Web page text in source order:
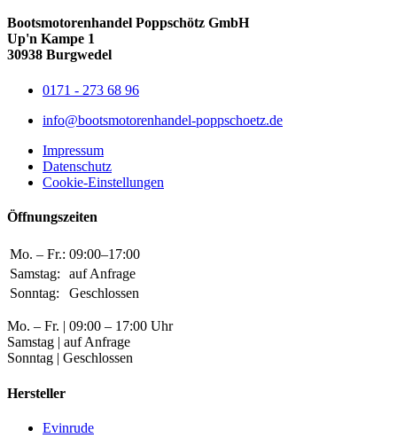
Bootsmotorenhandel Poppschötz GmbH
Up'n Kampe 1
30938 Burgwedel
0171 - 273 68 96
info@bootsmotorenhandel-poppschoetz.de
Impressum
Datenschutz
Cookie-Einstellungen
Öffnungszeiten
Mo. – Fr.: 09:00–17:00
Samstag:
auf Anfrage
Sonntag:
Geschlossen
Mo. – Fr. | 09:00 – 17:00 Uhr
Samstag | auf Anfrage
Sonntag | Geschlossen
Hersteller
Evinrude